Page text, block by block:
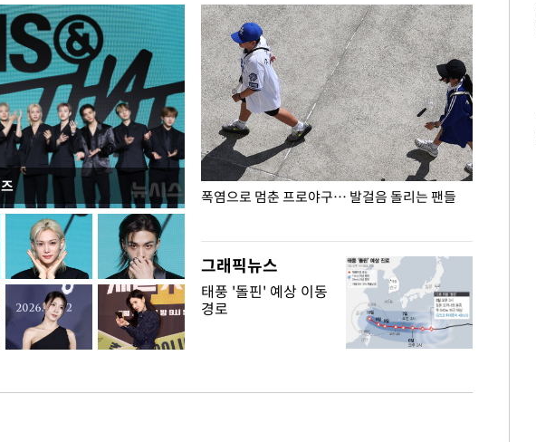
전남광주… 열화상 카메라에 담긴 폭염으로 멈춘 프로야구… 발걸음 돌리는 팬들
그래픽뉴스
태풍 '돌핀' 예상 이동
경로